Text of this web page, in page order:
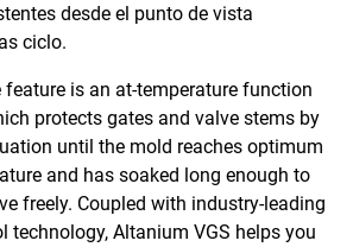
desde el punto de vista
ciclo.
feature is an at-temperature function
protects gates and valve stems by
until the mold reaches optimum
and has soaked long enough to
freely. Coupled with industry-leading
technology, Altanium VGS helps you